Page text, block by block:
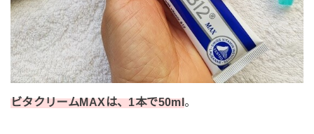
ビタクリームMAXは、1本で50ml。